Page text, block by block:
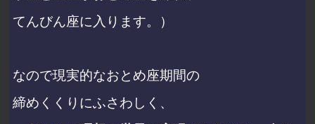
てんびん座に入ります。）
なので現実的なおとめ座期間の
締めくくりにふさわしく、